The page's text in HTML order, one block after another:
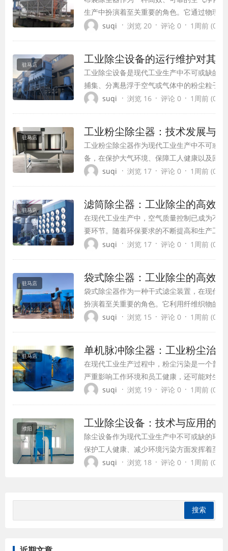
生产中扮演着至关重要的角色。它通过物理
效捕集工业生产过程中产生的各类粉尘，净
suqi · 浏览 20 · 评论 0 · 1周前 (07-
驻马店 工业除尘设备的运行维护对其
工业除尘设备是现代工业生产中不可或缺的
捕集、分离悬浮于空气或气体中的粉尘粒子
止环境污染，同时回收有价值的物料。随着
suqi · 浏览 16 · 评论 0 · 1周前 (07-
驻马店 工业粉尘除尘器：技术发展与
工业粉尘除尘器作为现代工业生产中不可或
备，在保护大气环境、保障工人健康以及回
方面发挥着重要作用。随着环保要求的不断
suqi · 浏览 17 · 评论 0 · 1周前 (07-
驻马店 滤筒除尘器：工业除尘的高效
在现代工业生产中，空气质量控制已成为不
要环节。随着环保要求的不断提高和生产工
进，高效除尘设备的需求日益增长。滤筒除
个行业的粉尘治理。
suqi · 浏览 17 · 评论 0 · 1周前 (07-
驻马店 袋式除尘器：工业除尘的高效
袋式除尘器作为一种干式滤尘装置，在现代
扮演着至关重要的角色。它利用纤维织物的
含尘气体进行高效净化，已成为工业粉尘和
suqi · 浏览 15 · 评论 0 · 1周前 (07-
驻马店 单机脉冲除尘器：工业粉尘治
在现代工业生产过程中，粉尘污染是一个普
严重影响工作环境和员工健康，还可能对生
发安全事故。单机脉冲除尘器作为一种高效
suqi · 浏览 19 · 评论 0 · 1周前 (07-
濮阳 工业除尘设备：技术与应用的
除尘设备作为现代工业生产中不可或缺的环
保护工人健康、减少环境污染方面发挥着至
用。随着工业化进程的加速和环保要求的不
suqi · 浏览 18 · 评论 0 · 1周前 (07-